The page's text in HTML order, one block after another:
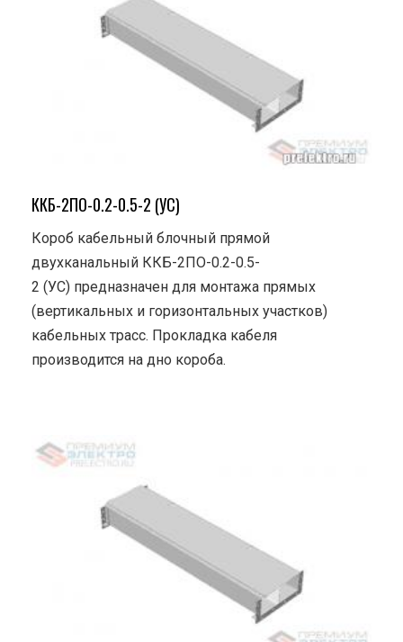
ККБ-2ПО-0.2-0.5-2 (УС)
Короб кабельный блочный прямой
двухканальный ККБ-2ПО-0.2-0.5-
2 (УС) предназначен для монтажа прямых
(вертикальных и горизонтальных участков)
кабельных трасс. Прокладка кабеля
производится на дно короба.